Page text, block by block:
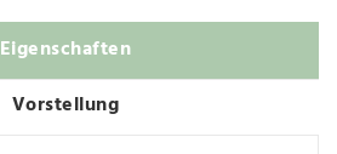
Eigenschaften
Vorstellung